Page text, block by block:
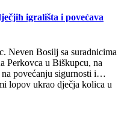
igrališta i povećava
Neven Bosilj sa suradnicima
Perkovca u Biškupcu, na
povećanju sigurnosti i…